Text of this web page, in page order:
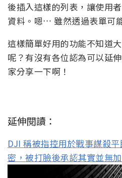
後插入這樣的列表，讓使用
資料。嗯… 雖然透過表單可
這樣簡單好用的功能不知道
呢？有沒有各位認為可以延
家分享一下啊！
延伸閱讀：
DJI 稱被指控用於戰事謀殺
密，被打臉後承認其實並無